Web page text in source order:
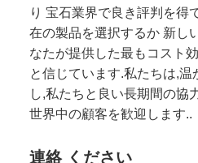
り 宝石業界で良き評判を得
在の製品を選択するか 新し
なたが提供した最もコスト
と信じています.私たちは,
し,私たちと良い長期間の協
世界中の顧客を歓迎します..
連絡 ください